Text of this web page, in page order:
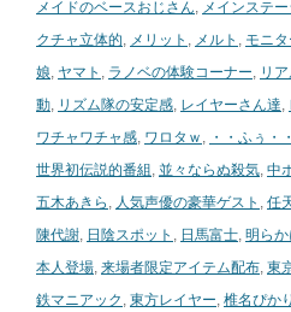
メイドのベースおじさん, メインステー
クチャ立体的, メリット , メルト , モニ
娘, ヤマト , ラノベの体験コーナー, リ
動, リズム隊の安定感, レイヤーさん達,
ワチャワチャ感, ワロタｗ , ・・ふぅ・
世界初伝説的番組, 並々ならぬ殺気, 中
五木あきら , 人気声優の豪華ゲスト , 任
陳代謝, 日陰スポット , 日馬富士, 明らか
本人登場, 来場者限定アイテム配布, 東
鉄マニアック , 東方レイヤー, 椎名ぴか